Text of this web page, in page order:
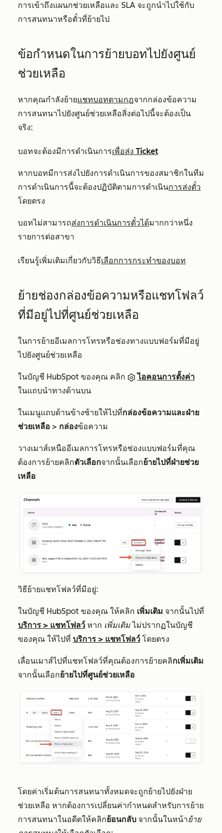
การเข้าถึงแผนกช่วยเหลือและ SLA จะถูกนำไปใช้กับ
การสนทนาหรือตั๋วที่ย้ายไป
ข้อกำหนดในการย้ายบอทไปยังศูนย์
ช่วยเหลือ
หากคุณกำลังย้ายแชทบอทตามกฎจากกล่องข้อความ
การสนทนาไปยังศูนย์ช่วยเหลือสิ่งต่อไปนี้จะต้องเป็น
จริง:
บอทจะต้องมีการดำเนินการเพื่อส่ง Ticket
หากบอทมีการส่งไปยังการดำเนินการของสมาชิกในทีม
การดำเนินการนี้จะต้องปฏิบัติตามการดำเนินการส่งตั๋ว
โดยตรง
บอทไม่สามารถส่งการดำเนินการตั๋วได้มากกว่าหนึ่ง
รายการต่อสาขา
เรียนรู้เพิ่มเติมเกี่ยวกับวิธีเลือกการกระทำของบอท
ย้ายช่องกล่องข้อความหรือแชทโฟลว์
ที่มีอยู่ไปที่ศูนย์ช่วยเหลือ
ในการย้ายอีเมลการโทรหรือช่องทางแบบฟอร์มที่มีอยู่
ไปยังศูนย์ช่วยเหลือ
ในบัญชี HubSpot ของคุณ คลิก
ไอคอนการตั้งค่า
ในแถบนำทางด้านบน
ในเมนูแถบด้านข้างซ้ายให้ไปที่กล่องข้อความและฝ่าย
ช่วยเหลือ > กล่องข้อความ
วางเมาส์เหนืออีเมลการโทรหรือช่องแบบฟอร์มที่คุณ
ต้องการย้ายคลิกตัวเลือกจากนั้นเลือกย้ายไปที่ฝ่ายช่วย
เหลือ
วิธีย้ายแชทโฟลว์ที่มีอยู่:
ในบัญชี HubSpot ของคุณ ให้คลิก เพิ่มเติม จากนั้นไปที่
บริการ > แชทโฟลว์ หาก เพิ่มเติมไม่ปรากฏในบัญชี
ของคุณ ให้ไปที่ บริการ > แชทโฟลว์ โดยตรง
เลื่อนเมาส์ไปที่แชทโฟลว์ที่คุณต้องการย้ายคลิกเพิ่มเติม
จากนั้นเลือกย้ายไปที่ศูนย์ช่วยเหลือ
โดยค่าเริ่มต้นการสนทนาทั้งหมดจะถูกย้ายไปยังฝ่าย
ช่วยเหลือ หากต้องการเปลี่ยนค่ากำหนดสำหรับการย้าย
การสนทนาในอดีตให้คลิกย้อนกลับ จากนั้นในหน้าย้าย